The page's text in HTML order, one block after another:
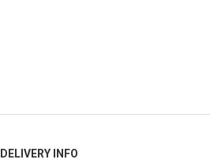
DELIVERY INFO